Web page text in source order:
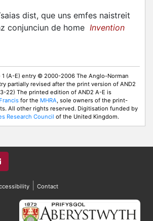
dist, que uns emfes naistreit
conjunciun de home Invention
1 (A-E) entry © 2000-2006 The Anglo-Norman
partially revised after the print version of AND2
22) The printed edition of AND2 A-E is
for the MHRA, sole owners of the print-
All other rights reserved. Digitisation funded by
Research Council of the United Kingdom.
Contact